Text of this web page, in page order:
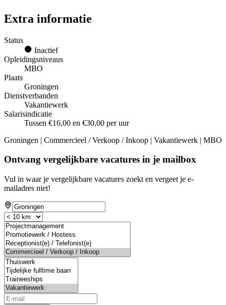
Extra informatie
Status
Inactief
Opleidingsniveaus
MBO
Plaats
Groningen
Dienstverbanden
Vakantiewerk
Salarisindicatie
Tussen €16,00 en €30,00 per uur
Groningen | Commercieel / Verkoop / Inkoop | Vakantiewerk | MBO
Ontvang vergelijkbare vacatures in je mailbox
Vul in waar je vergelijkbare vacatures zoekt en vergeet je e-
mailadres niet!